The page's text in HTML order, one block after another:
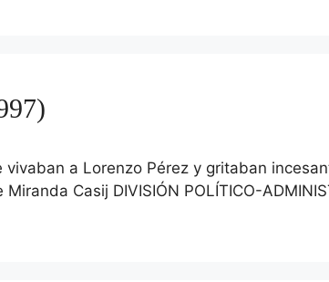
a Lorenzo Pérez y gritaban
Casij DIVISIÓN POLÍTICO-